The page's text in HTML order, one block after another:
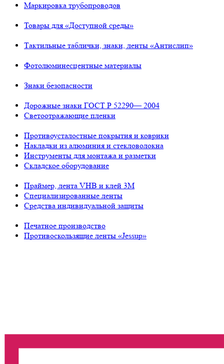
Маркировка трубопроводов
Товары для «Доступной среды»
Тактильные таблички, знаки, ленты «Антислип»
Фотолюминесцентные материалы
Знаки безопасности
Дорожные знаки ГОСТ Р 52290— 2004
Светоотражающие пленки
Противоусталостные покрытия и коврики
Накладки из алюминия и стекловолокна
Инструменты для монтажа и разметки
Складское оборудование
Праймер, лента VHB и клей 3М
Специализированные ленты
Средства индивидуальной защиты
Печатное производство
Противоскользящие ленты «Jessup»